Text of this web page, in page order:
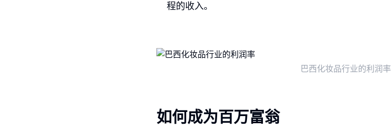
程的收入。
巴西化妆品行业的利润率
如何成为百万富翁